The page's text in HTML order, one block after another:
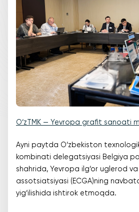
O‘zTMK — Yevropa grafit sanoati
Ayni paytda O‘zbekiston
kombinati delegatsiyasi Belgiya
shahrida, Yevropa ilg‘or uglerod
assotsiatsiyasi (ECGA)ning
yig‘ilishida ishtirok etmoqda.